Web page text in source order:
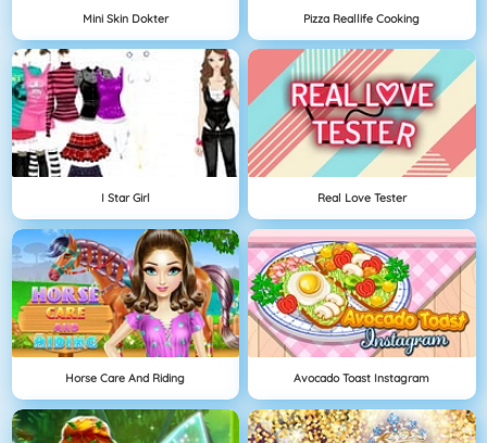
Mini Skin Dokter Pizza Reallife Cooking
I Star Girl Real Love Tester
Horse Care And Riding Avocado Toast Instagram